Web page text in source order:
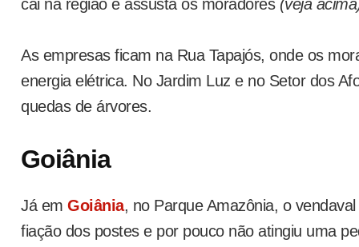
cai na região e assusta os moradores (veja
As empresas ficam na Rua Tapajós, onde os
energia elétrica. No Jardim Luz e no Setor dos
quedas de árvores.
Goiânia
Já em Goiânia, no Parque Amazônia, o
fiação dos postes e por pouco não atingiu uma